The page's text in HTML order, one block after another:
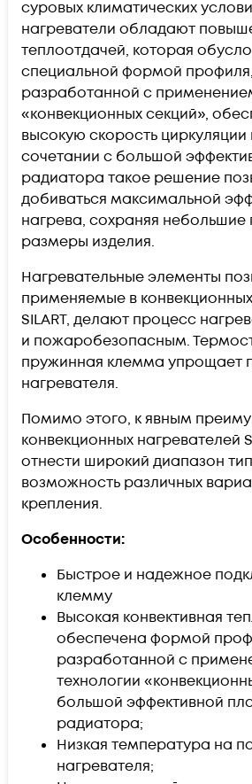
суровых климатических
нагреватели обладают
теплоотдачей, которая
специальной формой профиля,
разработанной с
«конвекционных секций»,
высокую скорость циркуляции
сочетании с большой
радиатора такое решение
добиваться максимальной
нагрева, сохраняя небольшие
размеры изделия.
Нагревательные элементы
применяемые в
SILART, делают процесс
и пожаробезопасным.
пружинная клемма упрощает
нагревателя.
Помимо этого, к явным
конвекционных нагревателей
отнести широкий диапазон
возможность различных
крепления.
Особенности:
Быстрое и надежное
клемму
Высокая конвективная
обеспечена формой
разработанной с
технологии
большой эффективной
радиатора;
Низкая температура на
нагревателя;